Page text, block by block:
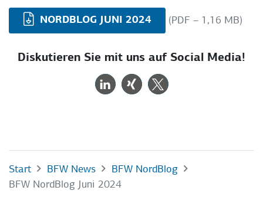
NORDBLOG JUNI 2024 (PDF – 1,16 MB)
Diskutieren Sie mit uns auf Social Media!
Start BFW News
BFW NordBlog
BFW NordBlog Juni 2024